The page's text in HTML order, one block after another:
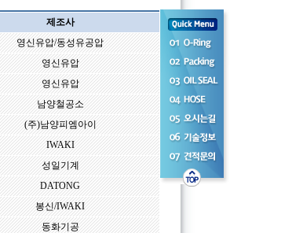
제조사
영신유압/동성유공압
영신유압
영신유압
남양철공소
(주)남양피엠아이
IWAKI
성일기계
DATONG
봉신/IWAKI
동화기공